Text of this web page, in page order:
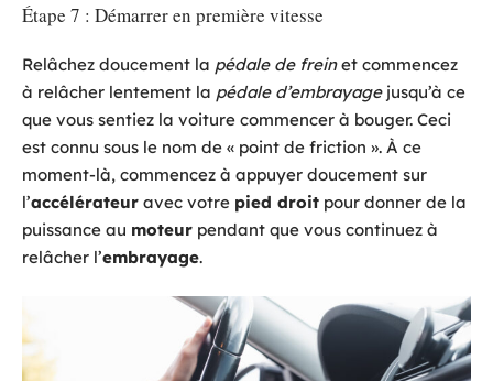
Étape 7 : Démarrer en première vitesse
Relâchez doucement la pédale de freinet commencez
à relâcher lentement la pédale d’embrayagejusqu’à ce
que vous sentiez la voiture commencer à bouger. Ceci
est connu sous le nom de « point de friction ». À ce
moment-là, commencez à appuyer doucement sur
l’accélérateur avec votre pied droit pour donner de la
puissance au moteur pendant que vous continuez à
relâcher l’embrayage.